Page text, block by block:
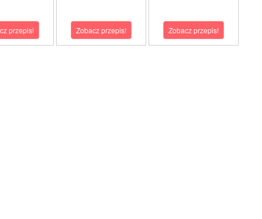
przepis! Zobacz przepis! Zobacz przepis!